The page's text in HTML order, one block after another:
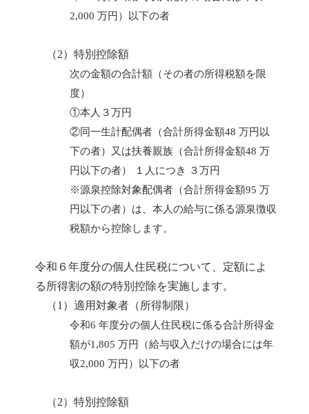
2,000 万円）以下の者
（2）特別控除額
次の金額の合計額（その者の所得税額を限
度）
①本人３万円
②同一生計配偶者（合計所得金額48 万円以
下の者）又は扶養親族（合計所得金額48 万
円以下の者） １人につき ３万円
※源泉控除対象配偶者（合計所得金額95 万
円以下の者）は、本人の給与に係る源泉徴収
税額から控除します。
令和６年度分の個人住民税について、定額によ
る所得割の額の特別控除を実施します。
（1）適用対象者（所得制限）
令和6 年度分の個人住民税に係る合計所得金
額が1,805 万円（給与収入だけの場合には年
収2,000 万円）以下の者
（2）特別控除額